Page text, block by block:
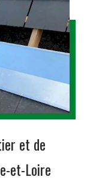
et de
et-Loire